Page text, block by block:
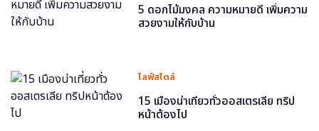
5 ดอกไม้มงคล ความหมายดี เพิ่มความ
สวยงามให้กับบ้าน
ไลฟ์สไตล์
15 เมืองน่าเที่ยวทั่วออสเตรเลีย ทริป
หน้าต้องไป